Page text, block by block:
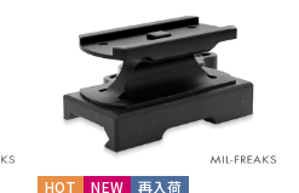
HOT NEW 再入荷